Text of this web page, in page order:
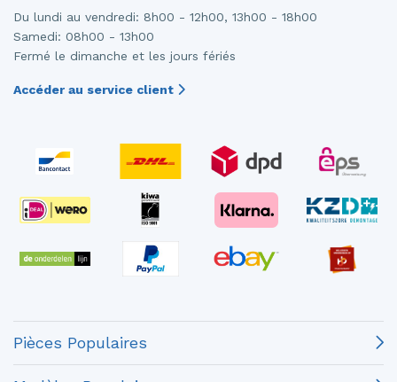
Du lundi au vendredi: 8h00 - 12h00, 13h00 - 18h00
Samedi: 08h00 - 13h00
Fermé le dimanche et les jours fériés
Accéder au service client
Pièces Populaires